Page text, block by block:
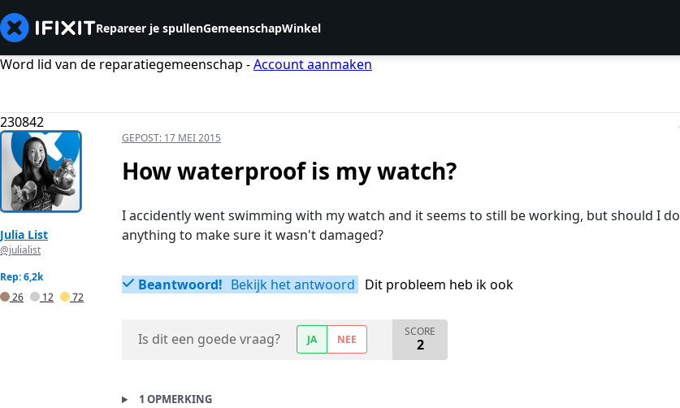
Repareer je spullenGemeenschapWinkel
Word lid van de reparatiegemeenschap -Account aanmaken
230842
Julia List
@julialist
Rep: 6,2k
26
12 72
GEPOST: 17 MEI 2015
How waterproof is my watch?
I accidently went swimming with my watch and it seems to still be working, but should I do
anything to make sure it wasn't damaged?
Beantwoord! Bekijk het antwoord Dit probleem heb ik ook
Is dit een goede vraag? JA NEE
SCORE
2
1 OPMERKING